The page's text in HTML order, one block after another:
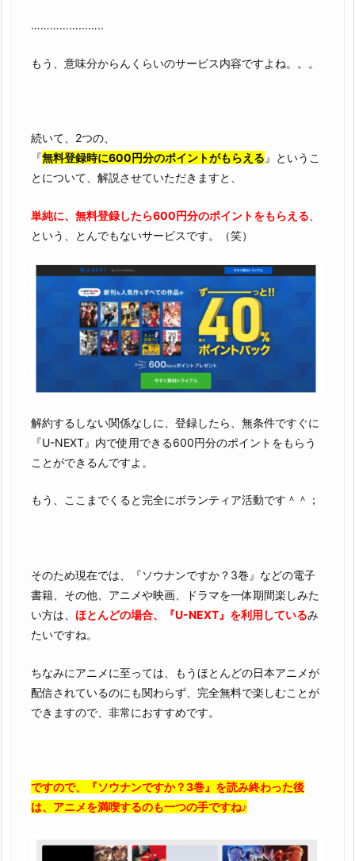
…………………..
もう、意味分からんくらいのサービス内容ですよね。。。
続いて、2つの、
『無料登録時に600円分のポイントがもらえる 』というこ
とについて、解説させていただきますと、
単純に、無料登録したら600円分のポイントをもらえる
という、とんでもないサービスです。（笑）
解約するしない関係なしに、登録したら、無条件ですぐに
『U-NEXT』内で使用できる600円分のポイントをもらう
ことができるんですよ。
もう、ここまでくると完全にボランティア活動です＾＾；
そのため現在では、『ソウナンですか？3巻』などの電子
書籍、その他、アニメや映画、ドラマを一体期間楽しみた
い方は、 ほとんどの場合、『U-NEXT』を利用しているみ
たいですね。
ちなみにアニメに至っては、もうほとんどの日本アニメが
配信されているのにも関わらず、完全無料で楽しむことが
できますので、非常におすすめです。
ですので、『ソウナンですか？3巻』を読み終わった後
は、アニメを満喫するのも一つの手ですね♪